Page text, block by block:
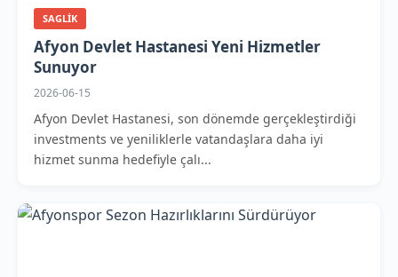
SAGLIK
Afyon Devlet Hastanesi Yeni Hizmetler
Sunuyor
2026-06-15
Afyon Devlet Hastanesi, son dönemde gerçekleştirdiği
investments ve yeniliklerle vatandaşlara daha iyi
hizmet sunma hedefiyle çalı...